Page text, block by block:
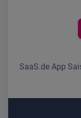
SaaS.de App